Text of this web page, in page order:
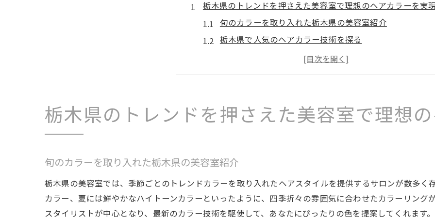
栃木県のトレンドを押さえた美容室で理想のヘアカラーを実
旬のカラーを取り入れた栃木県の美容室紹介
栃木県で人気のヘアカラー技術を探る
美容室で叶える最新ヘアカラートレンドのヒント
栃木県の美容室で体験する季節ごとのヘアカラー
栃木県の流行を先取りしたヘアカラーの秘密
美容室選びで失敗しない！栃木県で注目のヘアカラーサロン
注目の美容室！栃木県でのヘアカラー体験談
栃木県のおすすめ美容室でヘアカラーを楽しむ
口コミで選ぶ！栃木県の人気美容室
栃木県のトレンドを押さえた美容室で理想
旬のカラーを取り入れた栃木県の美容室紹介
栃木県の美容室では、季節ごとのトレンドカラーを取り入れたヘアスタイルを提供するサロンが数多く
カラー、夏には鮮やかなハイトーンカラーといったように、四季折々の雰囲気に合わせたカラーリング
スタイリストが中心となり、最新のカラー技術を駆使して、あなたにぴったりの色を提案してくれます